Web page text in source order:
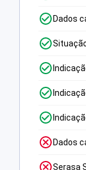
Dados
Dados
Serasa